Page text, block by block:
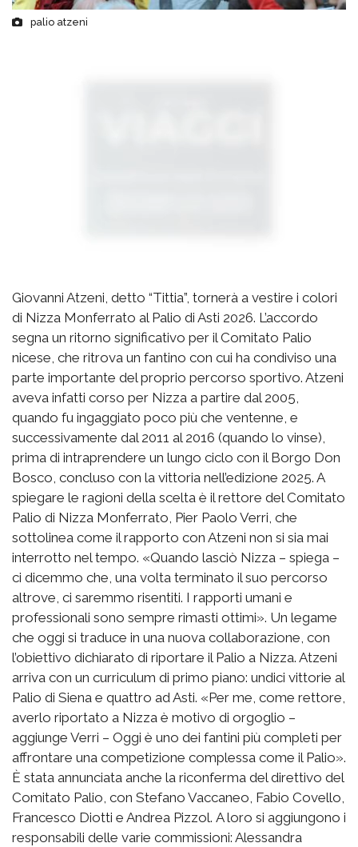
palio atzeni
Giovanni Atzeni, detto “Tittia”, tornerà a vestire i colori
di Nizza Monferrato al Palio di Asti 2026. L’accordo
segna un ritorno significativo per il Comitato Palio
nicese, che ritrova un fantino con cui ha condiviso una
parte importante del proprio percorso sportivo. Atzeni
aveva infatti corso per Nizza a partire dal 2005,
quando fu ingaggiato poco più che ventenne, e
successivamente dal 2011 al 2016 (quando lo vinse),
prima di intraprendere un lungo ciclo con il Borgo Don
Bosco, concluso con la vittoria nell’edizione 2025. A
spiegare le ragioni della scelta è il rettore del Comitato
Palio di Nizza Monferrato, Pier Paolo Verri, che
sottolinea come il rapporto con Atzeni non si sia mai
interrotto nel tempo. «Quando lasciò Nizza – spiega –
ci dicemmo che, una volta terminato il suo percorso
altrove, ci saremmo risentiti. I rapporti umani e
professionali sono sempre rimasti ottimi». Un legame
che oggi si traduce in una nuova collaborazione, con
l’obiettivo dichiarato di riportare il Palio a Nizza. Atzeni
arriva con un curriculum di primo piano: undici vittorie al
Palio di Siena e quattro ad Asti. «Per me, come rettore,
averlo riportato a Nizza è motivo di orgoglio –
aggiunge Verri – Oggi è uno dei fantini più completi per
affrontare una competizione complessa come il Palio».
È stata annunciata anche la riconferma del direttivo del
Comitato Palio, con Stefano Vaccaneo, Fabio Covello,
Francesco Diotti e Andrea Pizzol. A loro si aggiungono i
responsabili delle varie commissioni: Alessandra